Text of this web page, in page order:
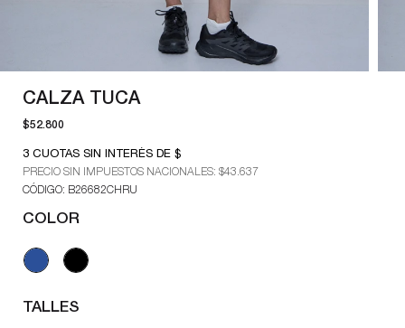
CALZA TUCA
$52.800
3 CUOTAS SIN INTERÉS DE $
PRECIO SIN IMPUESTOS NACIONALES: $43.637
CÓDIGO: B26682CHRU
COLOR
TALLES